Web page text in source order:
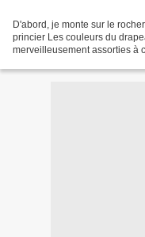
D'abord, je monte sur le
princier Les couleurs du
merveilleusement assorties à